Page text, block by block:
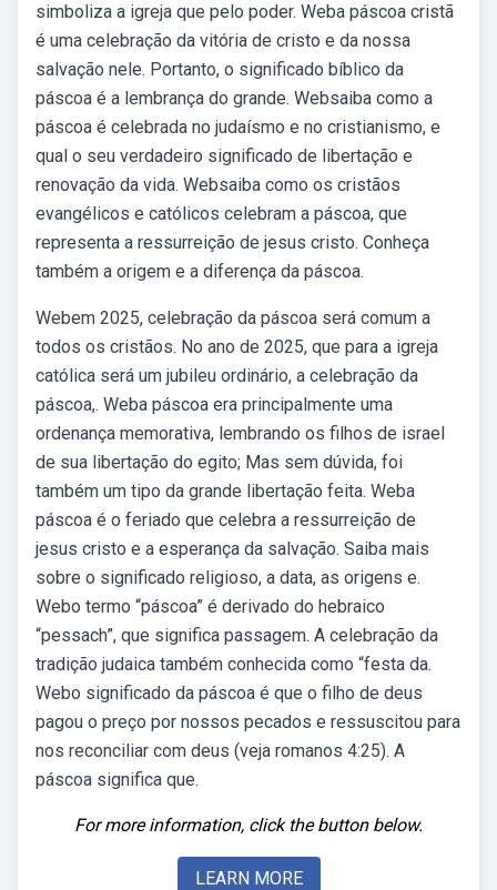
simboliza a igreja que pelo poder. Weba páscoa cristã
é uma celebração da vitória de cristo e da nossa
salvação nele. Portanto, o significado bíblico da
páscoa é a lembrança do grande. Websaiba como a
páscoa é celebrada no judaísmo e no cristianismo, e
qual o seu verdadeiro significado de libertação e
renovação da vida. Websaiba como os cristãos
evangélicos e católicos celebram a páscoa, que
representa a ressurreição de jesus cristo. Conheça
também a origem e a diferença da páscoa.
Webem 2025, celebração da páscoa será comum a
todos os cristãos. No ano de 2025, que para a igreja
católica será um jubileu ordinário, a celebração da
páscoa,. Weba páscoa era principalmente uma
ordenança memorativa, lembrando os filhos de israel
de sua libertação do egito; Mas sem dúvida, foi
também um tipo da grande libertação feita. Weba
páscoa é o feriado que celebra a ressurreição de
jesus cristo e a esperança da salvação. Saiba mais
sobre o significado religioso, a data, as origens e.
Webo termo “páscoa” é derivado do hebraico
“pessach”, que significa passagem. A celebração da
tradição judaica também conhecida como “festa da.
Webo significado da páscoa é que o filho de deus
pagou o preço por nossos pecados e ressuscitou para
nos reconciliar com deus (veja romanos 4:25). A
páscoa significa que.
For more information, click the button below.
LEARN MORE